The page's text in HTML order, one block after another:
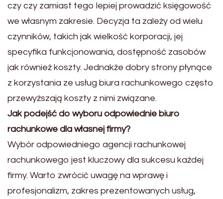
czy czy zamiast tego lepiej prowadzić księgowość
we własnym zakresie. Decyzja ta zależy od wielu
czynników, takich jak wielkość korporacji, jej
specyfika funkcjonowania, dostępność zasobów
jak również koszty. Jednakże dobry strony płynące
z korzystania ze usług biura rachunkowego często
przewyższają koszty z nimi związane.
Jak podejść do wyboru odpowiednie biuro
rachunkowe dla własnej firmy?
Wybór odpowiedniego agencji rachunkowej
rachunkowego jest kluczowy dla sukcesu każdej
firmy. Warto zwrócić uwagę na wprawę i
profesjonalizm, zakres prezentowanych usług,